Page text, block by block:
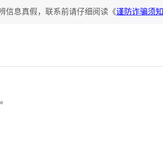
信息真假，联系前请仔细阅读《谨防诈骗须知